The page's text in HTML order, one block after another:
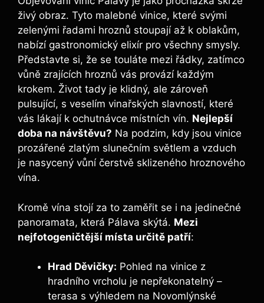
živý obraz. Tyto malebné vinice, které svými
zelenými řadami hroznů stoupají až k oblakům,
nabízí gastronomický elixír pro všechny smysly.
Představte si, že se touláte mezi řádky, zatímco
vůně zrajících hroznů vás provází každým
krokem. Život tady je klidný, ale zároveň
pulsující, s veselím vinařských slavností, které
vás lákají k ochutnávce místních vín. Nejlepší
doba na návštěvu? Na podzim, kdy jsou vinice
prozářené zlatým slunečním světlem a vzduch
je nasycený vůní čerstvě sklizeného hroznového
vína.
Kromě vína stojí za to zaměřit se i na jedinečné
panoramata, která Pálava skýtá. Mezi
nejfotogeničtější místa určitě patří:
Hrad Děvičky: Pohled na vinice z
hradního vrcholu je nepřekonatelný –
terasa s výhledem na Novomlýnské